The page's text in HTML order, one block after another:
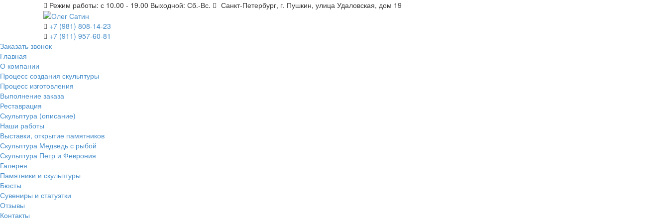
Режим работы: с 10.00 - 19.00 Выходной: Сб.-Вс. Санкт-Петербург, г. Пушкин, улица Удаловская, дом 19
+7 (981) 808-14-23
+7 (911) 957-60-81
Заказать звонок
Главная
О компании
Процесс создания скульптуры
Процесс изготовления
Выполнение заказа
Реставрация
Скульптура (описание)
Наши работы
Выставки, открытие памятников
Скульптура Медведь с рыбой
Скульптура Петр и Феврония
Галерея
Памятники и скульптуры
Бюсты
Сувениры и статуэтки
Отзывы
Контакты